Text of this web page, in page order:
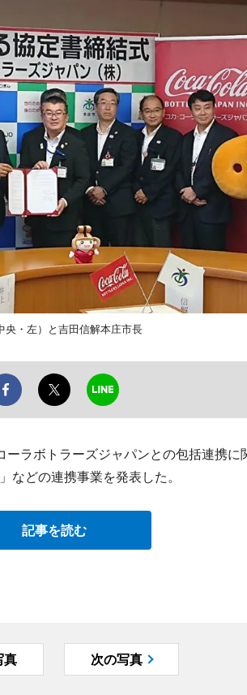
央・左）と吉田信解本庄市長
ラボトラーズジャパンとの包括連携に
などの連携事業を発表した。
記事を読む
真 次の写真